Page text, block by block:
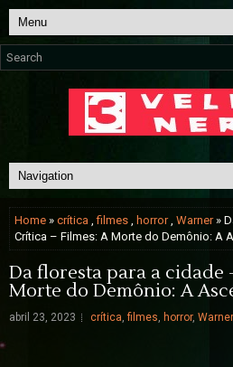
Home » crítica ,filmes , horror, Warner»
Crítica – Filmes: A Morte do Demônio: A
Da floresta para a cidade
Morte do Demônio: A
abril 23, 2023 crítica,filmes, horror, Warner